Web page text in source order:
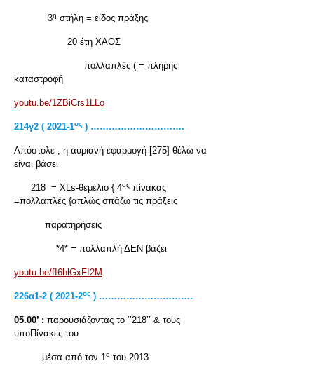
3η στήλη = είδος πράξης
20 έτη ΧΑΟΣ
πολλαπλές ( = πλήρης
καταστροφή
youtu.be/1ZBiCrs1LLo
214γ2 ( 2021-1ος ) ………………………….
Απόστολε , η αυριανή εφαρμογή [275] θέλω να
είναι βάσει
218 = XLs-θεμέλιο { 4ος πίνακας
=πολλαπλές {απλώς σπάζω τις πράξεις
παρατηρήσεις
*4* = πολλαπλή ΔΕΝ βάζει
youtu.be/fI6hlGxFI2M
226α1-2 ( 2021-2ος ) ………………………….
05.00’ : παρουσιάζοντας το ‘’218’’ & τους
υποΠίνακες του
μέσα από τον 1ο του 2013